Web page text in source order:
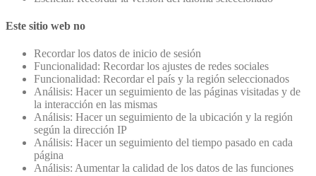
Este sitio web no
Recordar los datos de inicio de sesión
Funcionalidad: Recordar los ajustes de redes sociales
Funcionalidad: Recordar el país y la región seleccionados
Análisis: Hacer un seguimiento de las páginas visitadas y de
la interacción en las mismas
Análisis: Hacer un seguimiento de la ubicación y la región
según la dirección IP
Análisis: Hacer un seguimiento del tiempo pasado en cada
página
Análisis: Aumentar la calidad de los datos de las funciones